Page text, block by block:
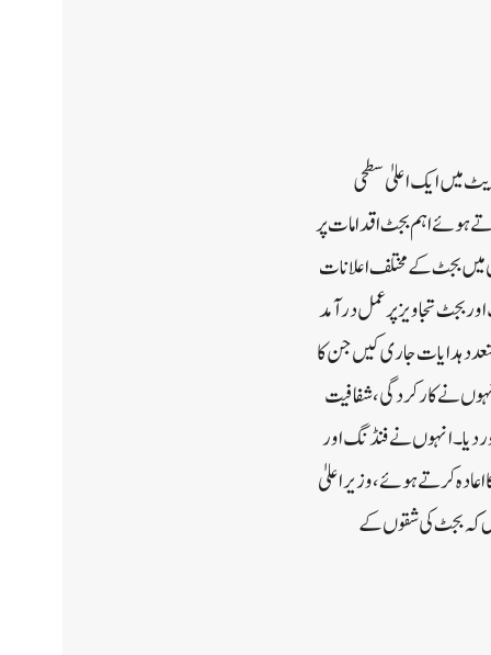
میں ایک اعلیٰ سطحی
ہوئے اہم بجٹ اقدامات پر
بجٹ کے مختلف اعلانات
بجٹ تجاویز پر عمل درآمد
ہدایات جاری کیں جن کا
انہوں نے کارکردگی، شفافیت
دیا۔ انہوں نے فنڈنگ اور
کرتے ہوئے، وزیر اعلیٰ
کہ بجٹ کی شقوں کے